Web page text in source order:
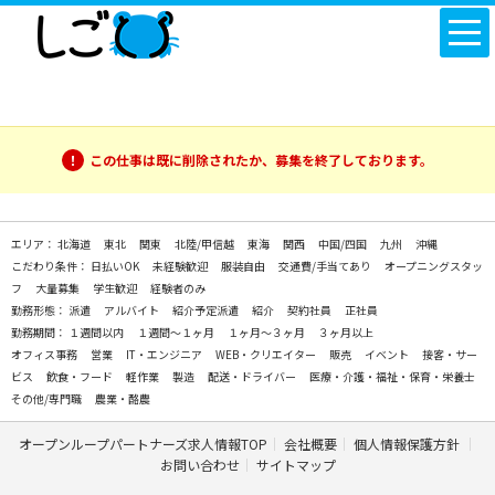
この仕事は既に削除されたか、募集を終了しております。
エリア： 北海道 東北 関東 北陸/甲信越 東海 関西 中国/四国 九州
沖縄
こだわり条件： 日払いOK 未経験歓迎 服装自由 交通費/手当てあり
オープニングスタッ
フ
大量募集 学生歓迎
経験者のみ
勤務形態： 派遣 アルバイト 紹介予定派遣 紹介 契約社員
正社員
勤務期間： １週間以内 １週間～１ヶ月 １ヶ月～３ヶ月
３ヶ月以上
オフィス事務
営業 IT・エンジニア WEB・クリエイター 販売 イベント
接客・サー
ビス
飲食・フード 軽作業 製造 配送・ドライバー
医療・介護・福祉・保育・栄養士
その他/専門職
農業・酪農
オープンループパートナーズ求人情報TOP 会社概要
個人情報保護方針
お問い合わせ
サイトマップ